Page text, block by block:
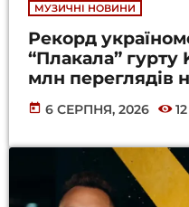
МУЗИЧНІ НОВИНИ
Рекорд
“Плакала” гурту
млн переглядів
today 6 СЕРПНЯ, 2026 12